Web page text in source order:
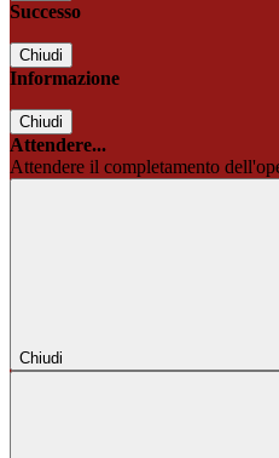
Successo
Chiudi
Informazione
Chiudi
Attendere...
Attendere il completamento
Chiudi